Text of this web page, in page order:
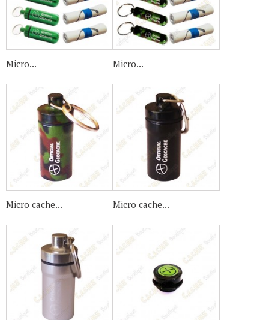
Micro... Micro...
Micro cache... Micro cache...